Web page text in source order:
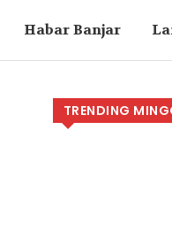
Habar Banjar
TRENDING